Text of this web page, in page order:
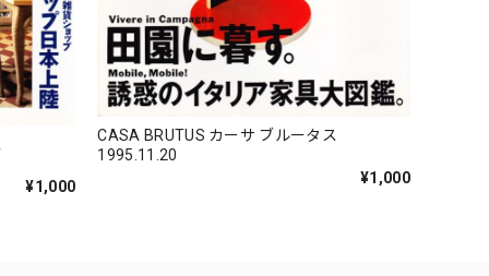
¥1,000
CASA BRUTUS カーサ ブルータス
1995.11.20
¥1,000